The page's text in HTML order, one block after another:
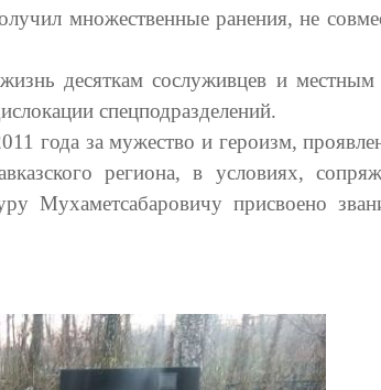
множественные ранения, не
десяткам сослуживцев и местным
спецподразделений.
года за мужество и героизм,
региона, в условиях,
Мухаметсабаровичу присвоено